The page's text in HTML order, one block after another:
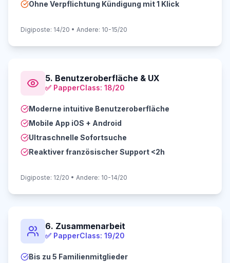
Ohne Verpflichtung Kündigung mit 1 Klick
Digiposte: 14/20 • Andere: 10-15/20
5. Benutzeroberfläche & UX
✅ PapperClass: 18/20
Moderne intuitive Benutzeroberfläche
Mobile App iOS + Android
Ultraschnelle Sofortsuche
Reaktiver französischer Support <2h
Digiposte: 12/20 • Andere: 10-14/20
6. Zusammenarbeit
✅ PapperClass: 19/20
Bis zu 5 Familienmitglieder